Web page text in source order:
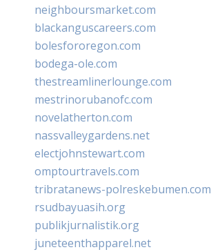
neighboursmarket.com
blackanguscareers.com
bolesfororegon.com
bodega-ole.com
thestreamlinerlounge.com
mestrinorubanofc.com
novelatherton.com
nassvalleygardens.net
electjohnstewart.com
omptourtravels.com
tribratanews-polreskebumen.com
rsudbayuasih.org
publikjurnalistik.org
juneteenthapparel.net